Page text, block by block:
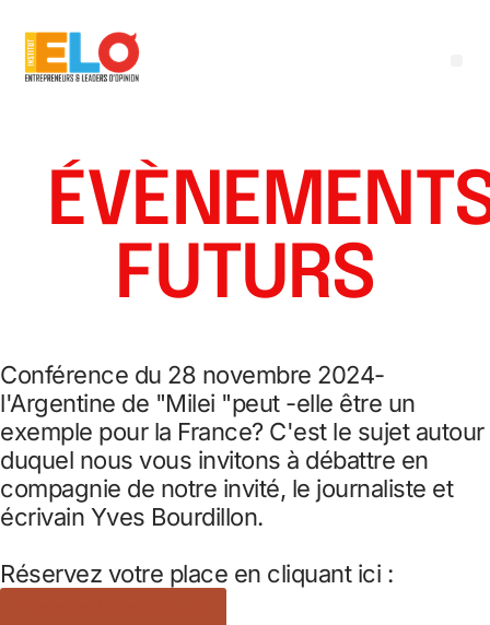
FUTURS
Conférence du 28 novembre 2024-
l'Argentine de "Milei "peut -elle être un
exemple pour la France? C'est le sujet autour
duquel nous vous invitons à débattre en
compagnie de notre invité, le journaliste et
écrivain Yves Bourdillon.
Réservez votre place en cliquant ici :